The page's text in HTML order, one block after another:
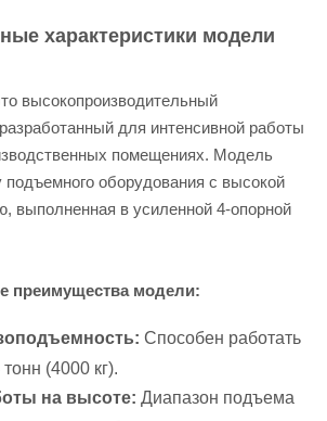
характеристики модели
высокопроизводительный
для интенсивной работы
помещениях. Модель
подъемного оборудования с высокой
выполненная в усиленной 4-опорной
преимущества модели:
Способен работать
(4000 кг).
на высоте: Диапазон подъема